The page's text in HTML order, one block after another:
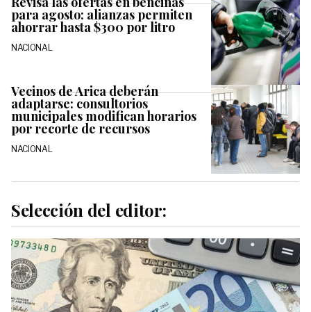
para agosto: alianzas permiten
ahorrar hasta $300 por litro
NACIONAL
Vecinos de Arica deberán
adaptarse: consultorios
municipales modifican horarios
por recorte de recursos
NACIONAL
Selección del editor: